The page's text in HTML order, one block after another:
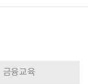
금융교육